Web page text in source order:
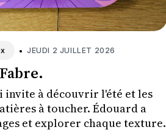
• JEUDI 2 JUILLET 2026
à découvrir l'été et les
à toucher. Édouard a
et explorer chaque texture.